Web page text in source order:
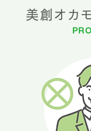
美創オカ